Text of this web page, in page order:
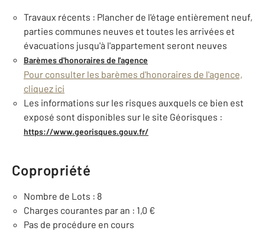
Travaux récents : Plancher de l'étage entièrement neuf,
parties communes neuves et toutes les arrivées et
évacuations jusqu'à l'appartement seront neuves
Barèmes d'honoraires de l'agence
Pour consulter les barèmes d'honoraires de l'agence,
cliquez ici
Les informations sur les risques auxquels ce bien est
exposé sont disponibles sur le site Géorisques :
https://www.georisques.gouv.fr/
Copropriété
Nombre de Lots : 8
Charges courantes par an : 1,0 €
Pas de procédure en cours